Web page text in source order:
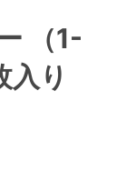
（1-
り